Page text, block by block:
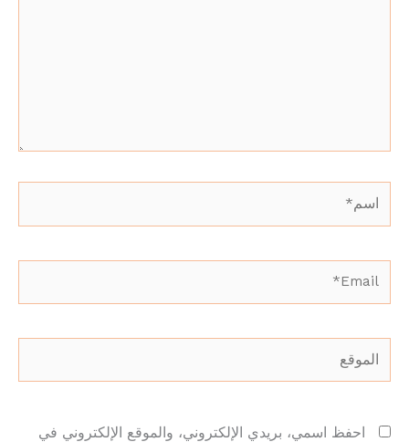
احفظ اسمي، بريدي الإلكتروني، والموقع الإلكتروني في